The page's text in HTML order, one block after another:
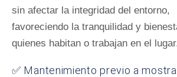
sin afectar la integridad del entorno,
favoreciendo la tranquilidad y
quienes habitan o trabajan en el
✅ Mantenimiento previo a